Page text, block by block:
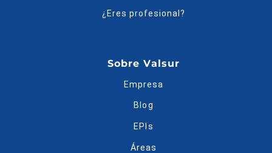
¿Eres profesional?
Sobre Valsur
Empresa
Blog
EPIs
Áreas